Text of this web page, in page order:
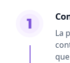
1
La